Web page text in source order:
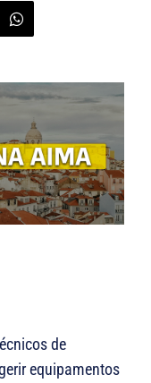
de
equipamentos